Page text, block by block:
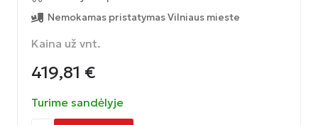
Nemokamas pristatymas Vilniaus mieste
Kaina už vnt.
419,81 €
Turime sandėlyje